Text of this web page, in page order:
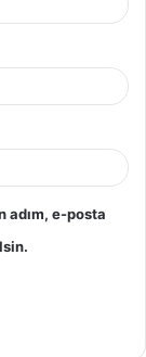
adım, e-posta